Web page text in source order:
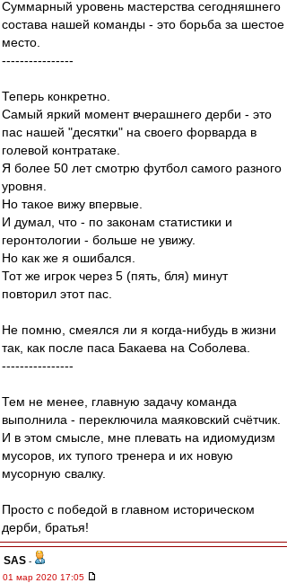
Суммарный уровень мастерства сегодняшнего
состава нашей команды - это борьба за шестое
место.
----------------
Теперь конкретно.
Самый яркий момент вчерашнего дерби - это
пас нашей "десятки" на своего форварда в
голевой контратаке.
Я более 50 лет смотрю футбол самого разного
уровня.
Но такое вижу впервые.
И думал, что - по законам статистики и
геронтологии - больше не увижу.
Но как же я ошибался.
Тот же игрок через 5 (пять, бля) минут
повторил этот пас.
Не помню, смеялся ли я когда-нибудь в жизни
так, как после паса Бакаева на Соболева.
----------------
Тем не менее, главную задачу команда
выполнила - переключила маяковский счётчик.
И в этом смысле, мне плевать на идиомудизм
мусоров, их тупого тренера и их новую
мусорную свалку.
Просто с победой в главном историческом
дерби, братья!
SAS -
01 мар 2020 17:05